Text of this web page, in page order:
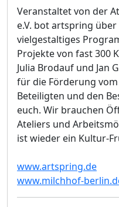
Veranstaltet von der
e.V. bot artspring
vielgestaltiges
Projekte von fast 300
Julia Brodauf und Jan
für die Förderung
Beteiligten und den
euch. Wir brauchen
Ateliers und
ist wieder ein Kultur-
www.artspring.de
www.milchhof-